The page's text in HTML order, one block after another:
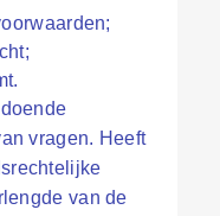
vragen. Heeft
van de